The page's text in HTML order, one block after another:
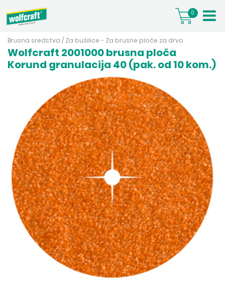
0
Brusna sredstva / Za bušilice - Za brusne ploče za drvo
Wolfcraft 2001000 brusna ploča
Korund granulacija 40 (pak. od 10 kom.)